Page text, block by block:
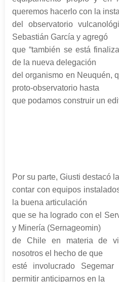
queremos hacerlo con la
del observatorio
Sebastián García y agregó
que “también se está
de la nueva delegación
del organismo en Neuquén,
proto-observatorio hasta
que podamos construir un
Por su parte, Giusti destacó
contar con equipos
la buena articulación
que se ha logrado con el
y Minería (Sernageomin)
de Chile en materia de
nosotros el hecho de que
esté involucrado
permitir anticiparnos en la